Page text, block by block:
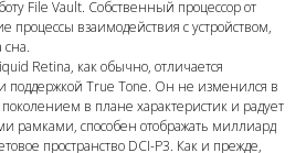
File Vault. Собственный процессор от
процессы взаимодействия с устройством,
сна.
Retina, как обычно, отличается
поддержкой True Tone. Он не изменился в
в плане характеристик и радует
рамками, способен отображать миллиард
пространство DCI-P3. Как и прежде,